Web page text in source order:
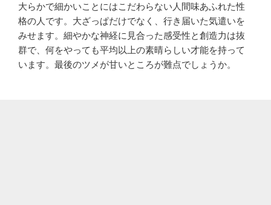
大らかで細かいことにはこだわらない人間味あふれた性
格の人です。大ざっぱだけでなく、行き届いた気遣いを
みせます。細やかな神経に見合った感受性と創造力は抜
群で、何をやっても平均以上の素晴らしい才能を持って
います。最後のツメが甘いところが難点でしょうか。